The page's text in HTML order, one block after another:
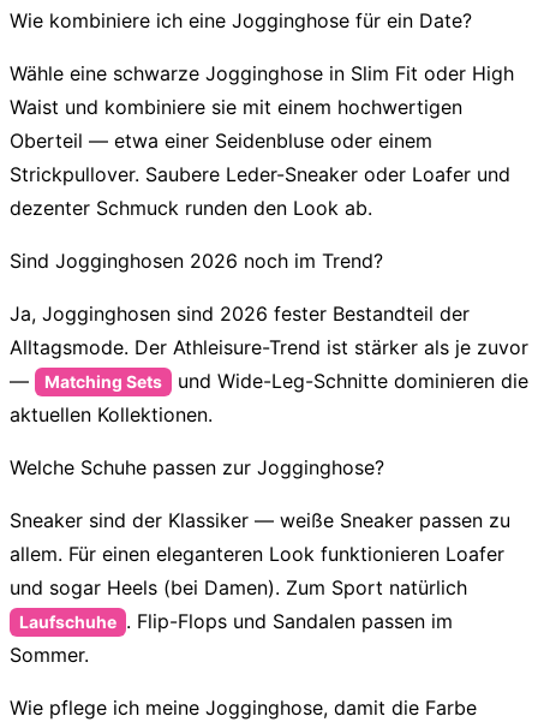
Wie kombiniere ich eine Jogginghose für ein Date?
Wähle eine schwarze Jogginghose in Slim Fit oder High
Waist und kombiniere sie mit einem hochwertigen
Oberteil — etwa einer Seidenbluse oder einem
Strickpullover. Saubere Leder-Sneaker oder Loafer und
dezenter Schmuck runden den Look ab.
Sind Jogginghosen 2026 noch im Trend?
Ja, Jogginghosen sind 2026 fester Bestandteil der
Alltagsmode. Der Athleisure-Trend ist stärker als je zuvor
—
Matching Sets
und Wide-Leg-Schnitte dominieren die
aktuellen Kollektionen.
Welche Schuhe passen zur Jogginghose?
Sneaker sind der Klassiker — weiße Sneaker passen zu
allem. Für einen eleganteren Look funktionieren Loafer
und sogar Heels (bei Damen). Zum Sport natürlich
Laufschuhe . Flip-Flops und Sandalen passen im
Sommer.
Wie pflege ich meine Jogginghose, damit die Farbe